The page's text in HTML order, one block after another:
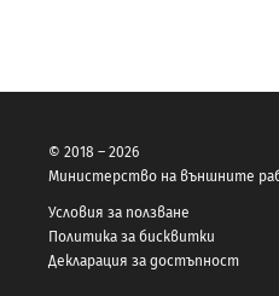
© 2018 – 2026
Министерство на външните
Условия за ползване
Политика за бисквитки
Декларация за достъпност